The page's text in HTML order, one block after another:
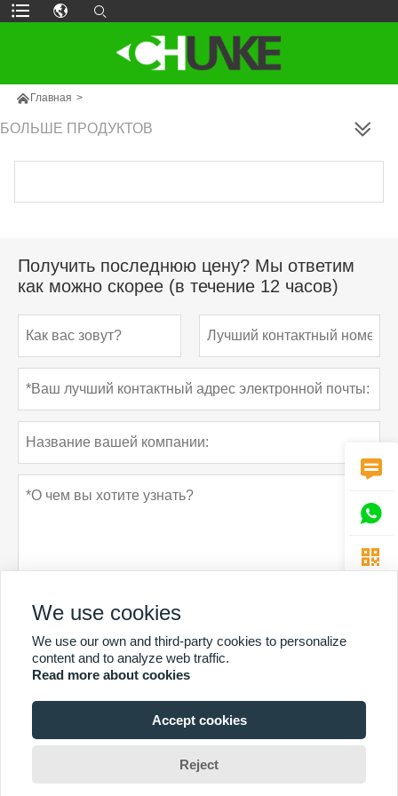
 Главная >
БОЛЬШЕ ПРОДУКТОВ
Получить последнюю цену? Мы ответим
как можно скорее (в течение 12 часов)
отправить Политика конфиденциальности
Copyright By © Guangzhou Chunke Environmental Technology Co. Ltd. 邮箱：



We use cookies
We use our own and third-party cookies to personalize
content and to analyze web traffic.
Read more about cookies
Accept cookies
Reject